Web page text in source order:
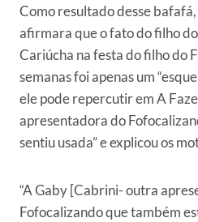
Como resultado desse
afirmara que o fato do filho
Cariúcha na festa do filho do
semanas foi apenas um
ele pode repercutir em A
apresentadora do
sentiu usada” e explicou os
“A Gaby [Cabrini- outra
Fofocalizando que também